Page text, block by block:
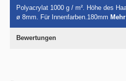
Polyacrylat 1000 g / m². Höhe des
ø 8mm. Für Innenfarben.180mm Mehr
Bewertungen